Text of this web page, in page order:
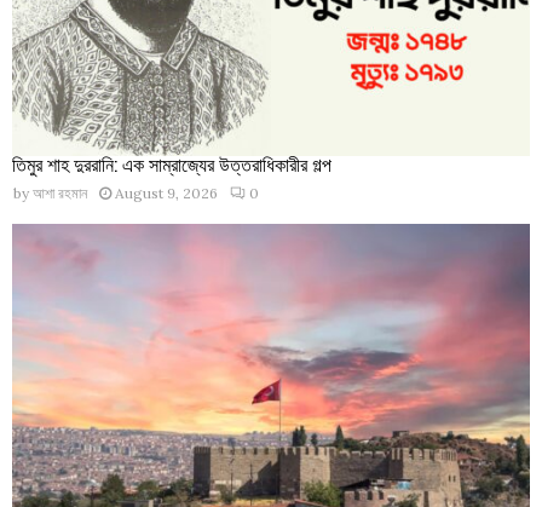
তিমুর শাহ দুররানি: এক সাম্রাজ্যের উত্তরাধিকারীর গল্প
by আশা রহমান August 9, 2026 0